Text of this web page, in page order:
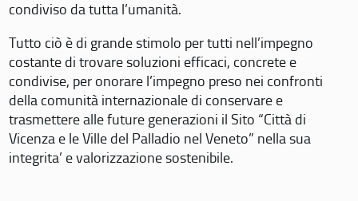
condiviso da tutta l’umanità.
Tutto ciò è di grande stimolo per tutti nell’impegno
costante di trovare soluzioni efficaci, concrete e
condivise, per onorare l’impegno preso nei confronti
della comunità internazionale di conservare e
trasmettere alle future generazioni il Sito “Città di
Vicenza e le Ville del Palladio nel Veneto” nella sua
integrita’ e valorizzazione sostenibile.